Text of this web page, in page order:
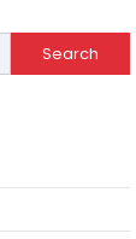
Search